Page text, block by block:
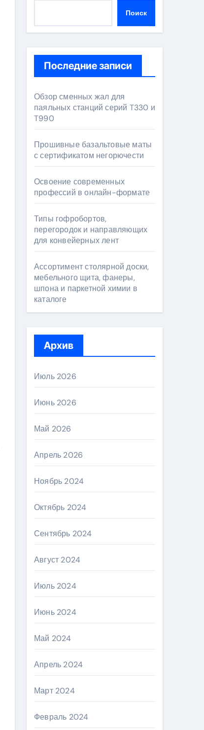
Поиск
Последние записи
Обзор сменных жал для
паяльных станций серий T330 и
T990
Прошивные базальтовые маты
с сертификатом негорючести
Освоение современных
профессий в онлайн-формате
Типы гофробортов,
перегородок и направляющих
для конвейерных лент
Ассортимент столярной доски,
мебельного щита, фанеры,
шпона и паркетной химии в
каталоге
Архив
Июль 2026
Июнь 2026
Май 2026
Апрель 2026
Ноябрь 2024
Октябрь 2024
Сентябрь 2024
Август 2024
Июль 2024
Июнь 2024
Май 2024
Апрель 2024
Март 2024
Февраль 2024